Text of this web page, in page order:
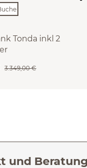
Tonda inkl 2
3.349,00 €
und Beratung